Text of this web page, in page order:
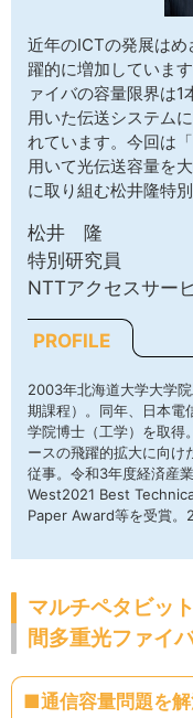
近年のICTの発展は
躍的に増加していま
ァイバの容量限界は
用いた伝送システム
れています。今回は
用いて光伝送容量を
に取り組む松井隆特
松井 隆
特別研究員
NTTアクセスサー
PROFILE
2003年北海道大学大学
期課程）。同年、日本電
学院博士（工学）を取得
ースの飛躍的拡大に向け
従事。令和3年度経済産
West2021 Best
Paper Award等を受賞。
マルチペタビッ
間多重光ファイ
■通信容量問題を